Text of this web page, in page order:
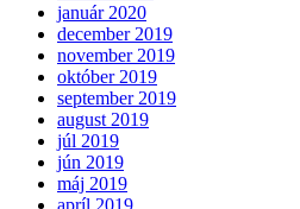
január 2020
december 2019
november 2019
október 2019
september 2019
august 2019
júl 2019
jún 2019
máj 2019